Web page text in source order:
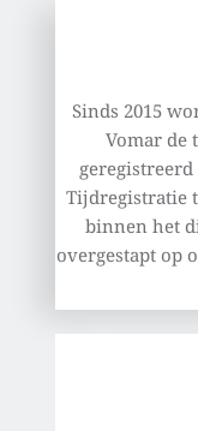
Sinds 2015 wordt er in alle supermarkten van
Vomar de
Tijdregistratie
binnen het
overgestapt op